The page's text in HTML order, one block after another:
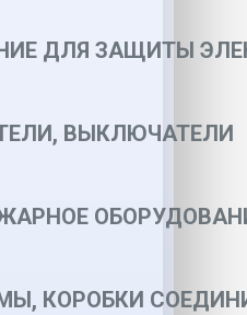
ДЛЯ ЗАЩИТЫ
ВЫКЛЮЧАТЕЛИ
КОРОБКИ